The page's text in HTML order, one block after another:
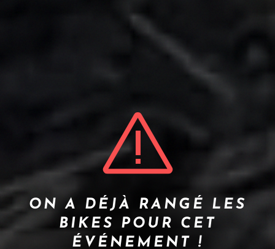
ON A DÉJÀ RANGÉ LES
BIKES POUR CET
ÉVÉNEMENT !